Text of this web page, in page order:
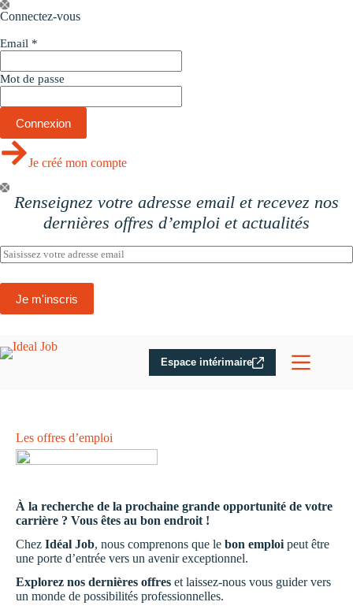
Passer
au
Connectez-vous
Email *
Mot de passe
Je créé mon compte
Renseignez votre adresse email et recevez nos
dernières offres d’emploi et actualités
E
m
*
Je m'inscris
Espace intérimaire
Les offres d’emploi
À la recherche de la prochaine grande opportunité de votre
carrière ? Vous êtes au bon endroit !
Chez Idéal Job, nous comprenons que le bon emploi peut être
une porte d’entrée vers un avenir exceptionnel.
Explorez nos dernières offres et laissez-nous vous guider vers
un monde de possibilités professionnelles.